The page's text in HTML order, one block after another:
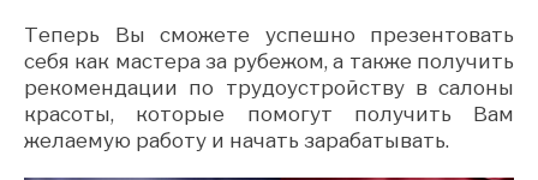
Теперь Вы сможете успешно презентовать
себя как мастера за рубежом, а также получить
рекомендации по трудоустройству в салоны
красоты, которые помогут получить Вам
желаемую работу и начать зарабатывать.